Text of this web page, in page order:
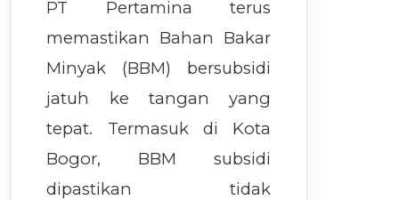
PT Pertamina terus
memastikan Bahan Bakar
Minyak (BBM) bersubsidi
jatuh ke tangan yang
tepat. Termasuk di Kota
Bogor, BBM subsidi
dipastikan tidak